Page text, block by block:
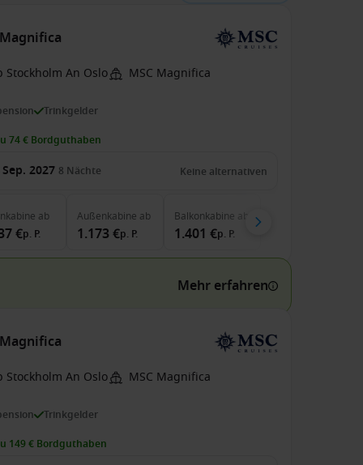
Stockholm An Oslo MSC Magnifica
Trinkgelder
74 € Bordguthaben
2027 8 Nächte Keine alternativen
ab
€p. P.
Außenkabine ab
1.173 €p. P.
Balkonkabine ab
1.401 €p. P.
Mehr erfahren
Stockholm An Oslo MSC Magnifica
Trinkgelder
149 € Bordguthaben